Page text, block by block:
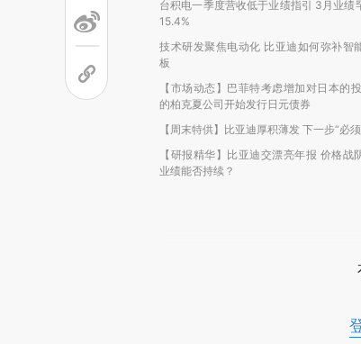
台积电一季度营收低于业绩指引 3月业绩
15.4%
技术研发聚焦电动化 比亚迪如何弥补智
板
【市场动态】巴菲特考虑增加对日本的
的柏克夏公司开始发行日元债券
【周末特供】比亚迪厚积薄发 下一步“必
【研报精华】比亚迪交漂亮年报 价格战
业绩能否持续？